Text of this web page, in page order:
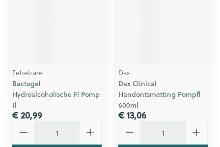
Febelcare
Bactogel
Hydroalcoholische Fl Pomp
1l
€ 20,99
Dax
Dax Clinical
Handontsmetting Pompfl
600ml
€ 13,06